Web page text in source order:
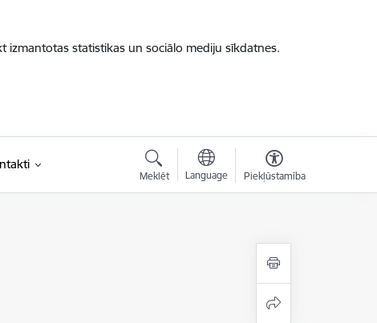
izmantotas statistikas un sociālo mediju sīkdatnes.
Meklēt Language Piekļūstamība